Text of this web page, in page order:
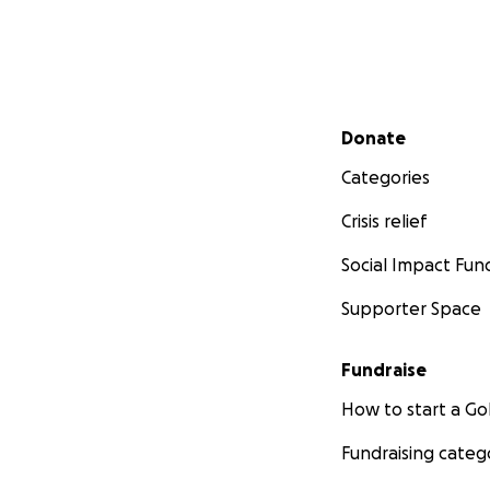
Secondary menu
Donate
Categories
Crisis relief
Social Impact
Supporter Space
Fundraise
How to start a
Fundraising